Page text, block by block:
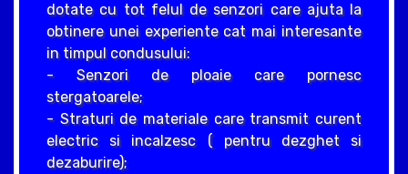
dotate cu tot felul de senzori care ajuta la
obtinere unei experiente cat mai interesante
in timpul condusului:
- Senzori de ploaie care pornesc
stergatoarele;
- Straturi de materiale care transmit curent
electric si incalzesc ( pentru dezghet si
dezaburire);